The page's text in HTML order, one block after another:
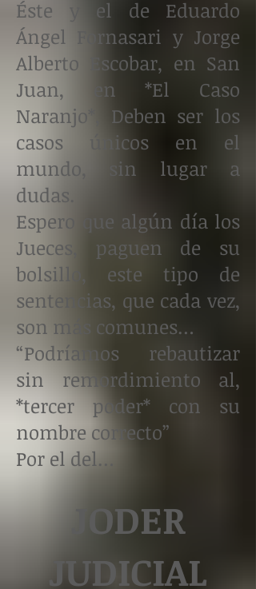
Éste y el de Eduardo
Ángel Fornasari y Jorge
Alberto Escobar, en San
Juan, en *El Caso
Naranjo*, Deben ser los
casos únicos en el
mundo, sin lugar a
dudas.
Espero que algún día los
Jueces, paguen de su
bolsillo, este tipo de
sentencias, que cada vez,
son más comunes…
“Podríamos rebautizar
sin remordimiento al,
*tercer poder* con su
nombre correcto”
Por el del…
JODER
JUDICIAL